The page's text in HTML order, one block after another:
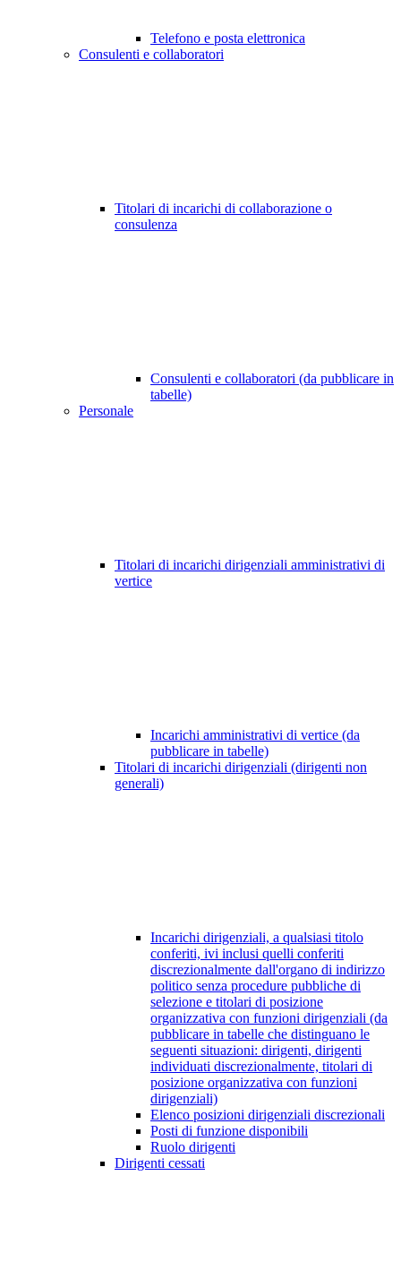
Telefono e posta elettronica
Consulenti e collaboratori
Titolari di incarichi di collaborazione o
consulenza
Consulenti e collaboratori (da pubblicare in
tabelle)
Personale
Titolari di incarichi dirigenziali amministrativi di
vertice
Incarichi amministrativi di vertice (da
pubblicare in tabelle)
Titolari di incarichi dirigenziali (dirigenti non
generali)
Incarichi dirigenziali, a qualsiasi titolo
conferiti, ivi inclusi quelli conferiti
discrezionalmente dall'organo di indirizzo
politico senza procedure pubbliche di
selezione e titolari di posizione
organizzativa con funzioni dirigenziali (da
pubblicare in tabelle che distinguano le
seguenti situazioni: dirigenti, dirigenti
individuati discrezionalmente, titolari di
posizione organizzativa con funzioni
dirigenziali)
Elenco posizioni dirigenziali discrezionali
Posti di funzione disponibili
Ruolo dirigenti
Dirigenti cessati